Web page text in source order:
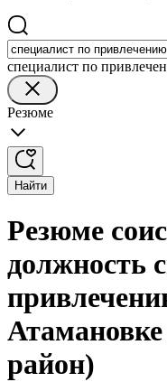
специалист по
Резюме
Найти
Резюме
должность
район)